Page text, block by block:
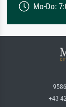
Mo-Do:
+43